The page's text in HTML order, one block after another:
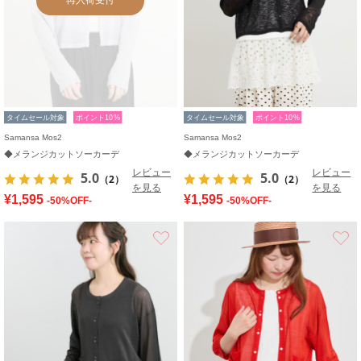
タイムセール対象 ポイント10%
Samansa Mos2
◆メランジカットソーカーデ
5.0 （2）
レビュー
を見る
¥1,595 -50%OFF-
タイムセール対象 ポイント10%
Samansa Mos2
◆メランジカットソーカーデ
5.0 （2）
レビュー
を見る
¥1,595 -50%OFF-